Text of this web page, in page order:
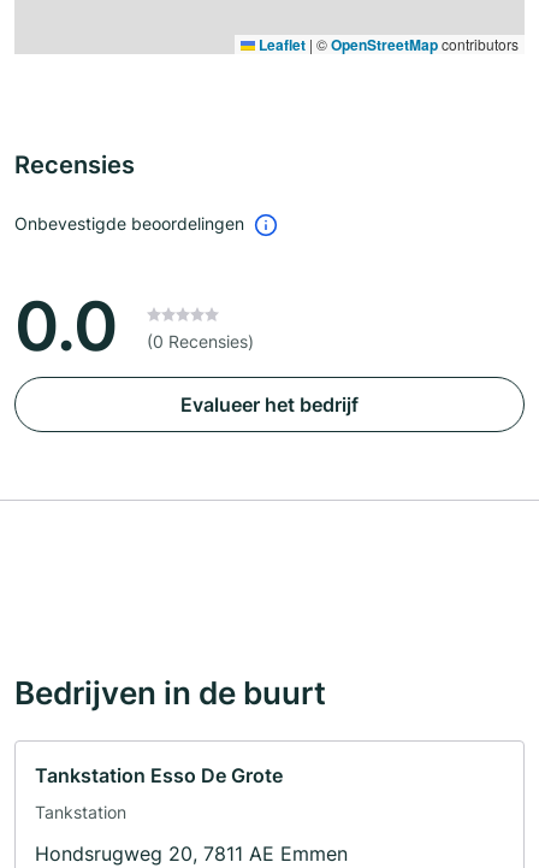
Leaflet | ©OpenStreetMapcontributors
Recensies
Onbevestigde beoordelingen
0.0 (0 Recensies)
Evalueer het bedrijf
Bedrijven in de buurt
Tankstation Esso De Grote
Tankstation
Hondsrugweg 20, 7811 AE Emmen